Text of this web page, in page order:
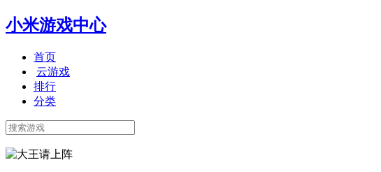
小米游戏中心
首页
云游戏
排行
分类